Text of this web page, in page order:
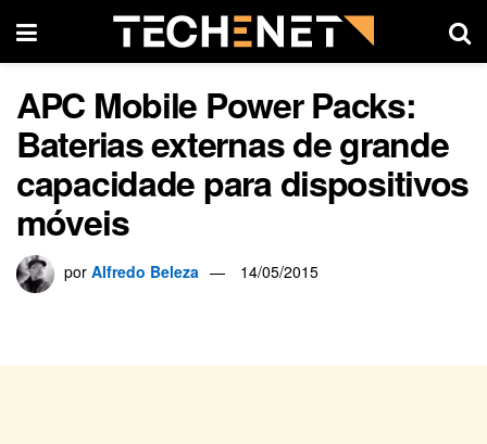
APC Mobile Power Packs:
Baterias externas de grande
capacidade para dispositivos
móveis
por Alfredo Beleza 14/05/2015